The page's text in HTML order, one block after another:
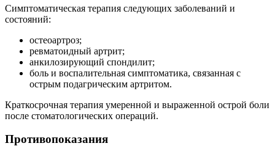
Симптоматическая терапия следующих заболеваний и
состояний:
остеоартроз;
ревматоидный артрит;
анкилозирующий спондилит;
боль и воспалительная симптоматика, связанная с
острым подагрическим артритом.
Краткосрочная терапия умеренной и выраженной острой боли
после стоматологических операций.
Противопоказания